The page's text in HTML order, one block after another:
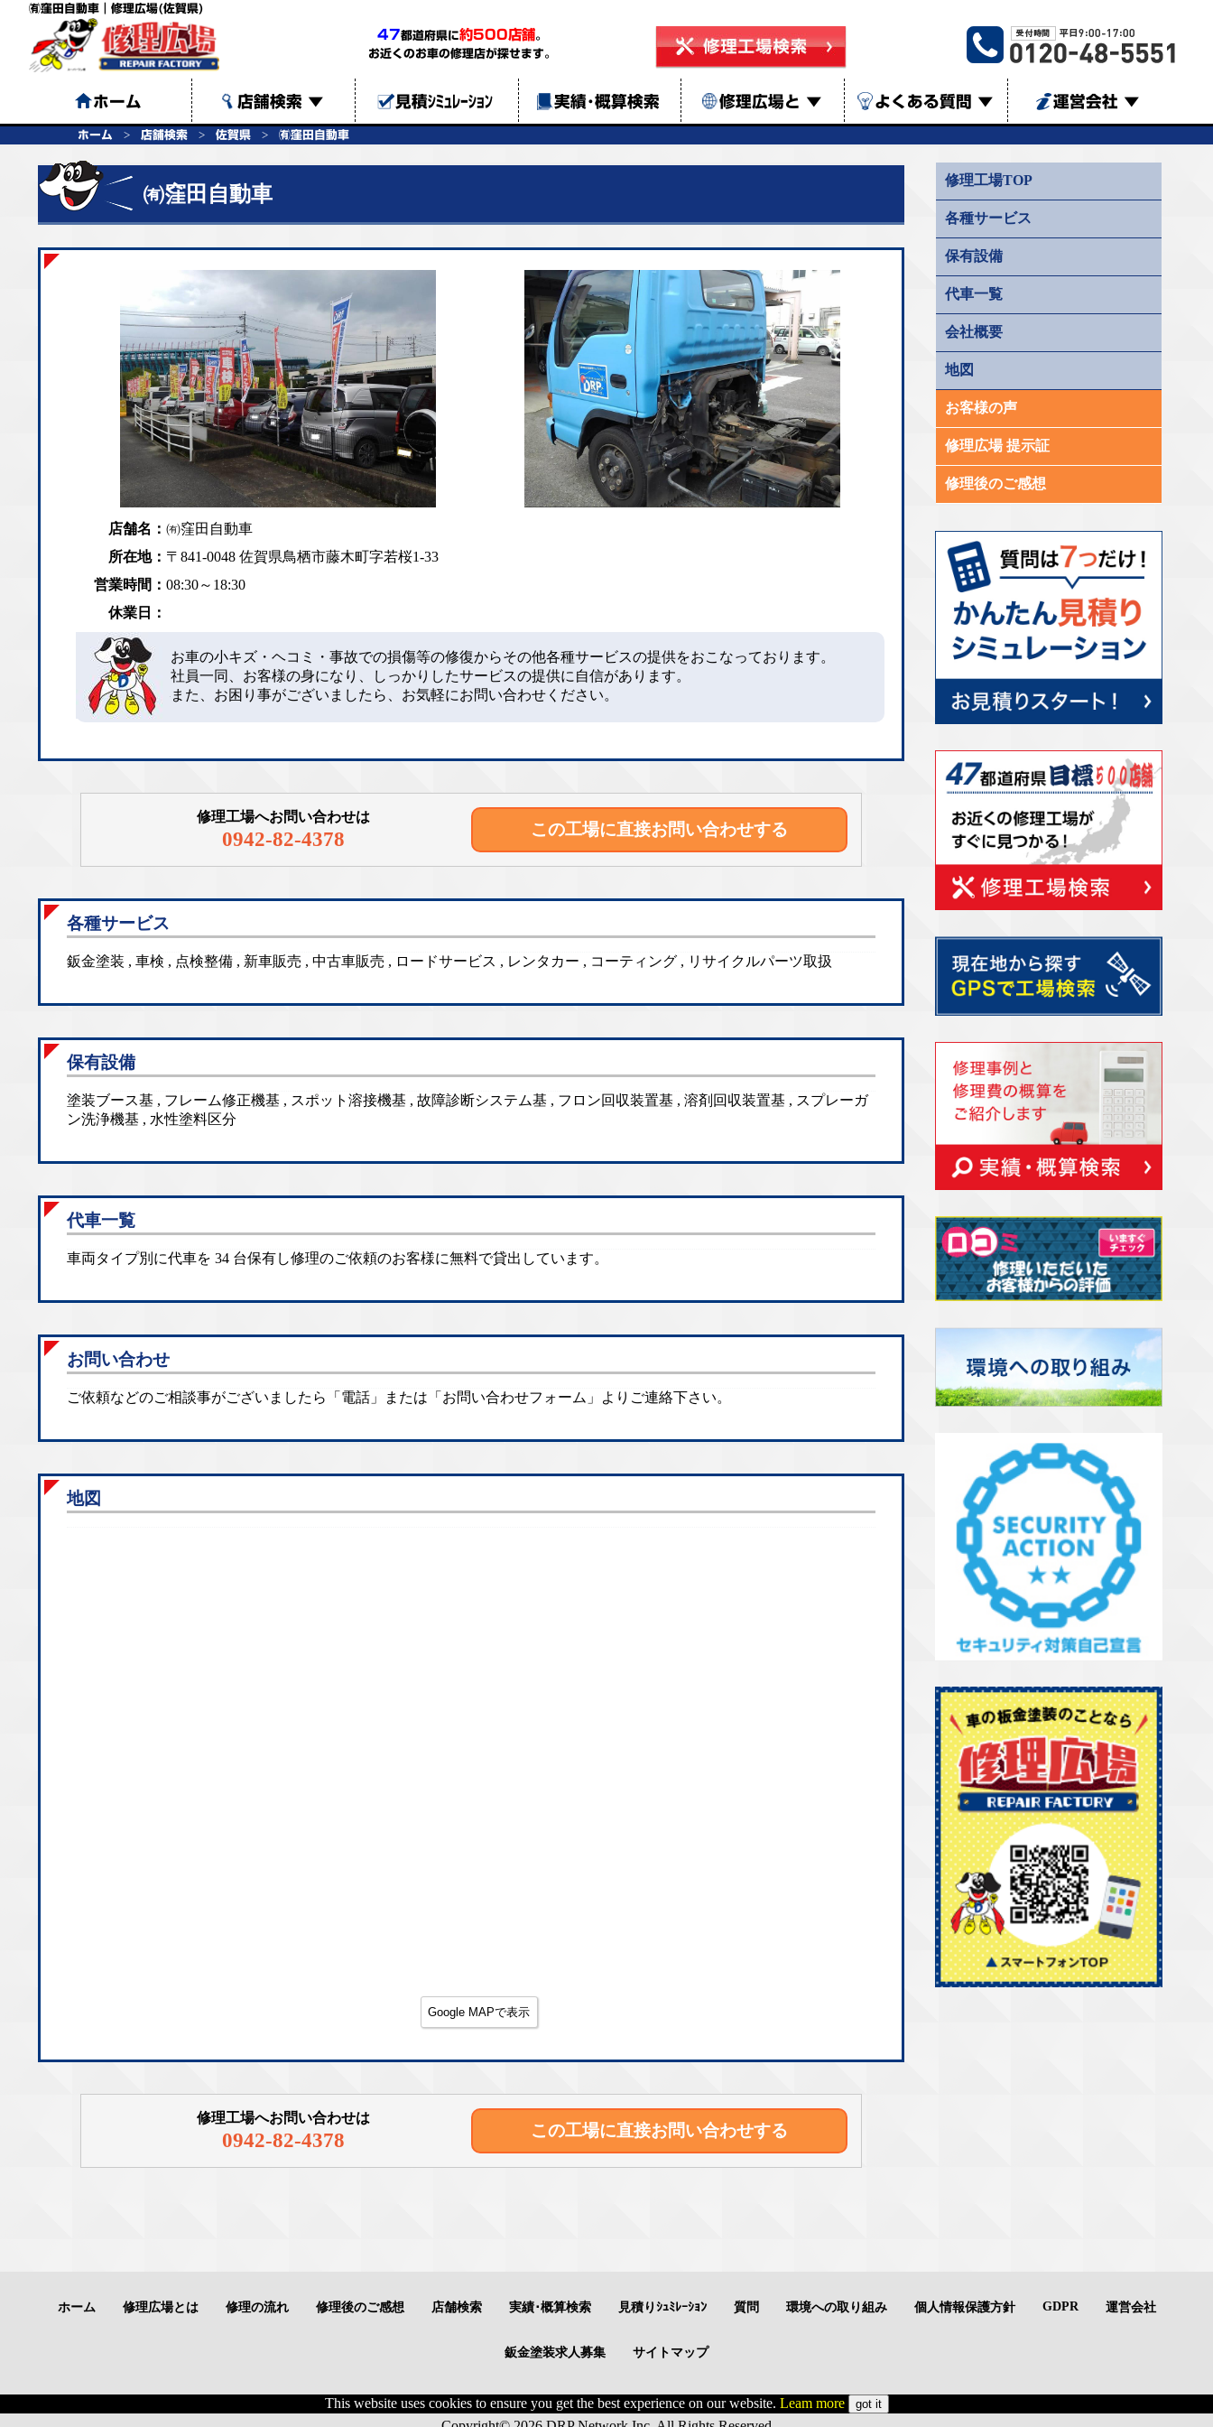
㈲窪田自動車｜修理広場(佐賀県)
47都道府県に約500店舗。
お近くのお車の修理店が探せます。
ホーム 店舗検索 ▼ 見積ｼﾐｭﾚｰｼｮﾝ 実績･概算検索 修理広場と ▼ よくある質問 ▼ 運営会社 ▼
ホーム 店舗検索 佐賀県 ㈲窪田自動車
㈲窪田自動車
店舗名： ㈲窪田自動車
所在地： 〒841-0048 佐賀県鳥栖市藤木町字若桜1-33
営業時間： 08:30～18:30
休業日：
お車の小キズ・ヘコミ・事故での損傷等の修復からその他各種サービスの提供をおこなっております。
社員一同、お客様の身になり、しっかりしたサービスの提供に自信があります。
また、お困り事がございましたら、お気軽にお問い合わせください。
修理工場へお問い合わせは
0942-82-4378 この工場に直接お問い合わせする
各種サービス
鈑金塗装 , 車検 , 点検整備 , 新車販売 , 中古車販売 , ロードサービス , レンタカー , コーティング , リサイクルパーツ取扱
保有設備
塗装ブース基 , フレーム修正機基 , スポット溶接機基 , 故障診断システム基 , フロン回収装置基 , 溶剤回収装置基 , スプレーガ
ン洗浄機基 , 水性塗料区分
代車一覧
車両タイプ別に代車を 34 台保有し修理のご依頼のお客様に無料で貸出しています。
お問い合わせ
ご依頼などのご相談事がございましたら「電話」または「お問い合わせフォーム」よりご連絡下さい。
地図
Google MAPで表示
修理工場へお問い合わせは
0942-82-4378 この工場に直接お問い合わせする
修理工場TOP
各種サービス
保有設備
代車一覧
会社概要
地図
お客様の声
修理広場 提示証
修理後のご感想
ホーム 修理広場とは 修理の流れ 修理後のご感想 店舗検索 実績･概算検索 見積りｼｭﾐﾚｰｼｮﾝ 質問 環境への取り組み 個人情報保護方針 GDPR 運営会社
鈑金塗装求人募集 サイトマップ
This website uses cookies to ensure you get the best experience on our website. Leam more got it